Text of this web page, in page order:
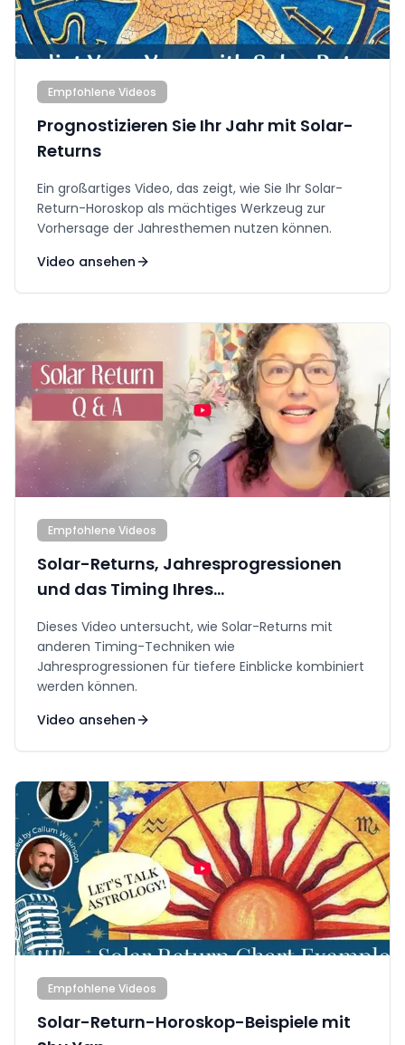
Empfohlene Videos
Prognostizieren Sie Ihr Jahr mit Solar-
Returns
Ein großartiges Video, das zeigt, wie Sie Ihr Solar-
Return-Horoskop als mächtiges Werkzeug zur
Vorhersage der Jahresthemen nutzen können.
Video ansehen
Empfohlene Videos
Solar-Returns, Jahresprogressionen
und das Timing Ihres
Dieses Video untersucht, wie Solar-Returns mit
anderen Timing-Techniken wie
Jahresprogressionen für tiefere Einblicke kombiniert
werden können.
Video ansehen
Empfohlene Videos
Solar-Return-Horoskop-Beispiele mit